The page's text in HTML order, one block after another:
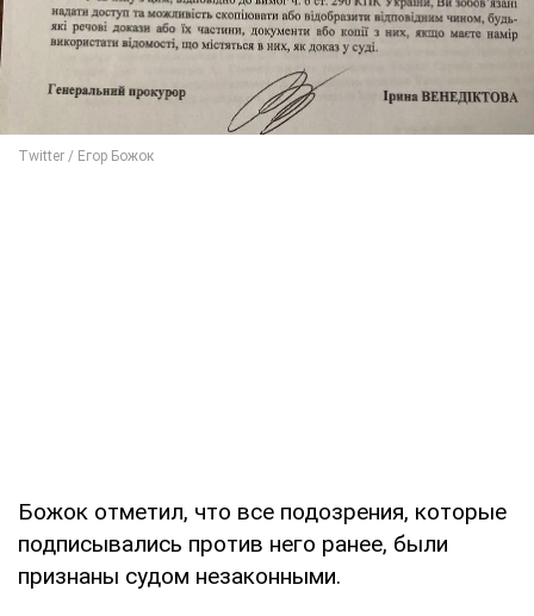
Божок отметил, что все подозрения, которые
подписывались против него ранее, были
признаны судом незаконными.